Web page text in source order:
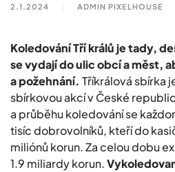
2.1.2024 ADMIN PIXELHOUSE
Koledování Tří králů je tady,
se vydají do ulic obcí a měst,
a požehnání. Tříkrálová sbírka
sbírkovou akcí v České
a průběhu koledování se
tisíc dobrovolníků, kteří do
miliónů korun. Za celou dobu
1.9 miliardy korun.